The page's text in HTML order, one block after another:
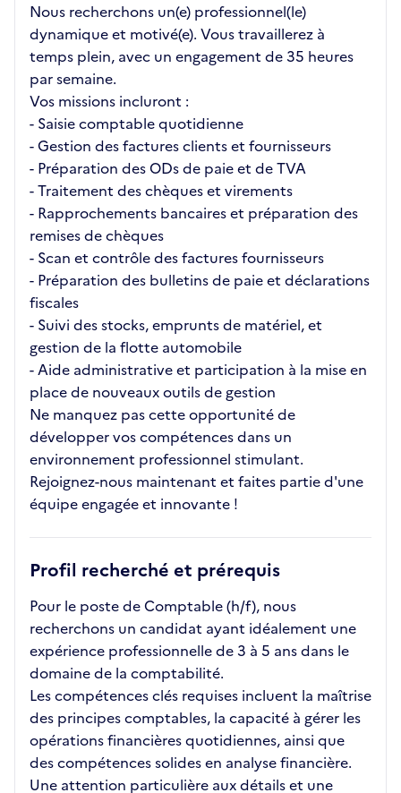
Nous recherchons un(e) professionnel(le)
dynamique et motivé(e). Vous travaillerez à
temps plein, avec un engagement de 35 heures
par semaine.
Vos missions incluront :
- Saisie comptable quotidienne
- Gestion des factures clients et fournisseurs
- Préparation des ODs de paie et de TVA
- Traitement des chèques et virements
- Rapprochements bancaires et préparation des
remises de chèques
- Scan et contrôle des factures fournisseurs
- Préparation des bulletins de paie et déclarations
fiscales
- Suivi des stocks, emprunts de matériel, et
gestion de la flotte automobile
- Aide administrative et participation à la mise en
place de nouveaux outils de gestion
Ne manquez pas cette opportunité de
développer vos compétences dans un
environnement professionnel stimulant.
Rejoignez-nous maintenant et faites partie d'une
équipe engagée et innovante !
Profil recherché et prérequis
Pour le poste de Comptable (h/f), nous
recherchons un candidat ayant idéalement une
expérience professionnelle de 3 à 5 ans dans le
domaine de la comptabilité.
Les compétences clés requises incluent la maîtrise
des principes comptables, la capacité à gérer les
opérations financières quotidiennes, ainsi que
des compétences solides en analyse financière.
Une attention particulière aux détails et une